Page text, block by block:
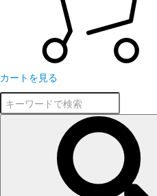
カートを見る